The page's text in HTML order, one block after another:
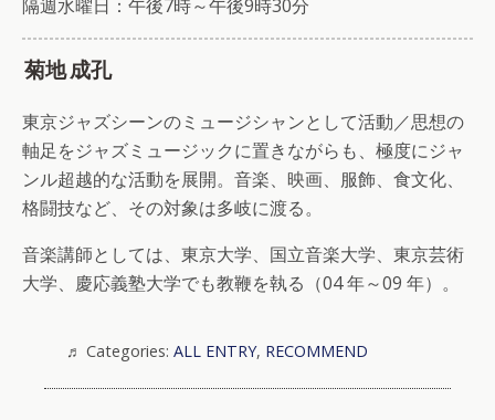
隔週水曜日：午後7時～午後9時30分
菊地 成孔
東京ジャズシーンのミュージシャンとして活動／思想の
軸足をジャズミュージックに置きながらも、極度にジャ
ンル超越的な活動を展開。音楽、映画、服飾、食文化、
格闘技など、その対象は多岐に渡る。
音楽講師としては、東京大学、国立音楽大学、東京芸術
大学、慶応義塾大学でも教鞭を執る（04 年～09 年）。
Categories: ALL ENTRY, RECOMMEND